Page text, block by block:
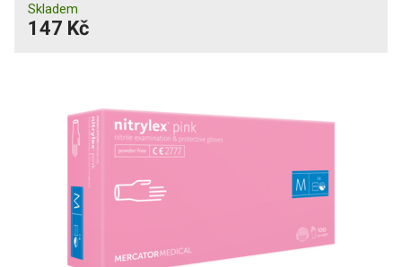
Skladem
147 Kč